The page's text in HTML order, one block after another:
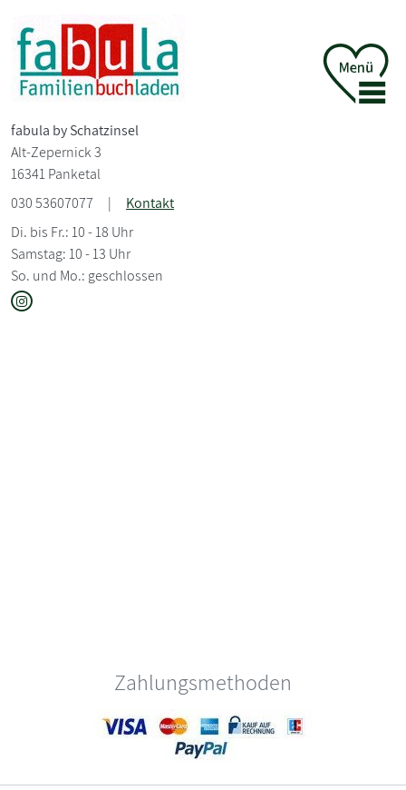
fabula by Schatzinsel
Alt-Zepernick 3
16341 Panketal
030 53607077
|
Kontakt
Di. bis Fr.: 10 - 18 Uhr
Samstag: 10 - 13 Uhr
So. und Mo.: geschlossen
Zahlungsmethoden